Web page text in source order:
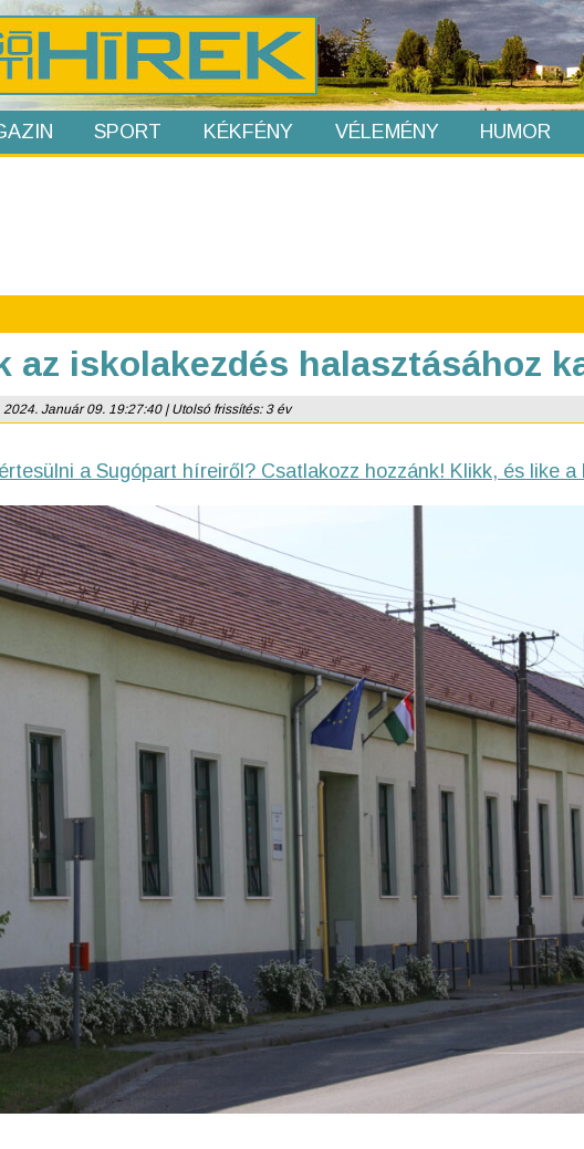
SPORT KÉKFÉNY VÉLEMÉNY HUMOR
az iskolakezdés halasztásához
2024. Január 09. 19:27:40 | Utolsó frissítés: 3 év
a Sugópart híreiről? Csatlakozz hozzánk! Klikk, és like a